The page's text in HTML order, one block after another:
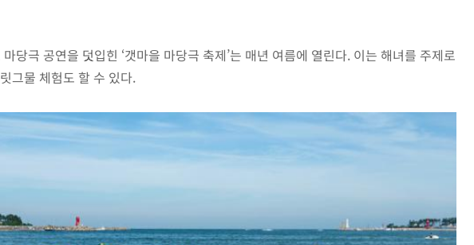
극 공연을 덧입힌 ‘갯마을 마당극 축제’는 매년 여름에 열린다. 이는 해녀를 주제로
그물 체험도 할 수 있다.